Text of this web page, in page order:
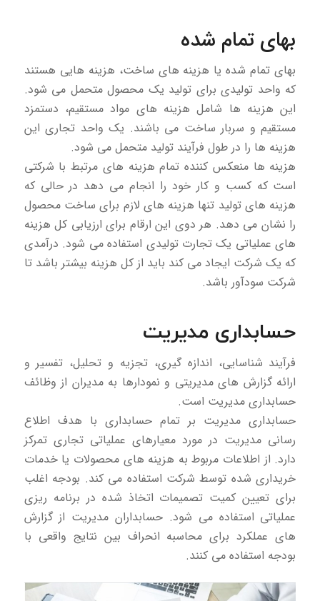
بهای تمام شده
بهای تمام شده یا هزینه های ساخت، هزینه هایی هستند
که واحد تولیدی برای تولید یک محصول متحمل می شود.
این هزینه ها شامل هزینه های مواد مستقیم، دستمزد
مستقیم و سربار ساخت می باشند. یک واحد تجاری این
هزینه ها را در طول فرآیند تولید متحمل می شود.
هزینه ها منعکس کننده تمام هزینه های مرتبط با شرکتی
است که کسب و کار خود را انجام می دهد در حالی که
هزینه های تولید تنها هزینه های لازم برای ساخت محصول
را نشان می دهد. هر دوی این ارقام برای ارزیابی کل هزینه
های عملیاتی یک تجارت تولیدی استفاده می شود. درآمدی
که یک شرکت ایجاد می کند باید از کل هزینه بیشتر باشد تا
شرکت سودآور باشد.
حسابداری مدیریت
فرآیند شناسایی، اندازه گیری، تجزیه و تحلیل، تفسیر و
ارائه گزارش های مدیریتی و نمودارها به مدیران از وظائف
حسابداری مدیریت است.
حسابداری مدیریت بر تمام حسابداری با هدف اطلاع
رسانی مدیریت در مورد معیارهای عملیاتی تجاری تمرکز
دارد. از اطلاعات مربوط به هزینه های محصولات یا خدمات
خریداری شده توسط شرکت استفاده می کند. بودجه اغلب
برای تعیین کمیت تصمیمات اتخاذ شده در برنامه ریزی
عملیاتی استفاده می شود. حسابداران مدیریت از گزارش
های عملکرد برای محاسبه انحراف بین نتایج واقعی با
بودجه استفاده می کنند.